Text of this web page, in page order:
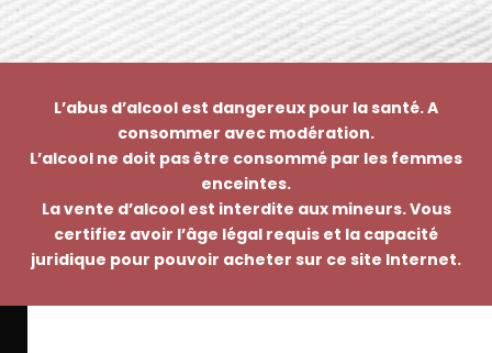
L’abus d’alcool est dangereux pour la santé. A
consommer avec modération.
L’alcool ne doit pas être consommé par les femmes
enceintes.
La vente d’alcool est interdite aux mineurs. Vous
certifiez avoir l’âge légal requis et la capacité
juridique pour pouvoir acheter sur ce site Internet.